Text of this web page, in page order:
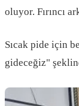
oluyor. Fırıncı
Sıcak pide için
gideceğiz"